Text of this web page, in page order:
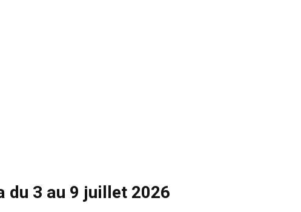
du 3 au 9 juillet 2026